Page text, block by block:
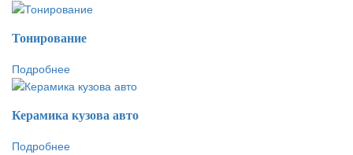
Тонирование
Подробнее
Керамика кузова авто
Подробнее